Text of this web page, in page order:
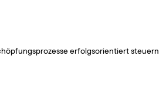
erfolgsorientiert steuern